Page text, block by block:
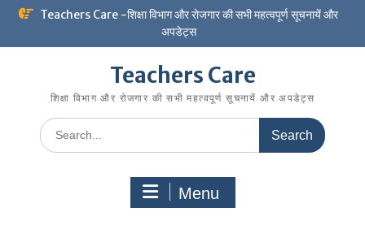
Skip
Teachers Care -शिक्षा विभाग और रोजगार की सभी महत्वपूर्ण सूचनायें और
अपडेट्स
Teachers Care
शिक्षा विभाग और रोजगार की सभी महत्वपूर्ण सूचनायें और अपडेट्स
Search
for:
Menu